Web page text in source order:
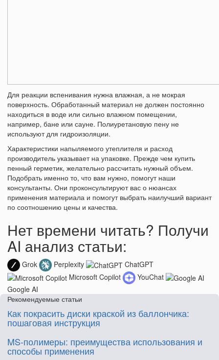
Для реакции вспенивания нужна влажная, а не мокрая
поверхность. Обработанный материал не должен постоянно
находиться в воде или сильно влажном помещении,
например, бане или сауне. Полиуретановую пену не
используют для гидроизоляции.
Характеристики напыляемого утеплителя и расход
производитель указывает на упаковке. Прежде чем купить
пенный герметик, желательно рассчитать нужный объем.
Подобрать именно то, что вам нужно, помогут наши
консультанты. Они проконсультируют вас о нюансах
применения материала и помогут выбрать наилучший вариант
по соотношению цены и качества.
Нет времени читать? Получи
AI анализ статьи:
Grok Perplexity
ChatGPT
Microsoft Copilot
YouChat
Google AI
Рекомендуемые статьи
Как покрасить диски краской из баллончика:
пошаговая инструкция
MS-полимеры: преимущества использования и
способы применения